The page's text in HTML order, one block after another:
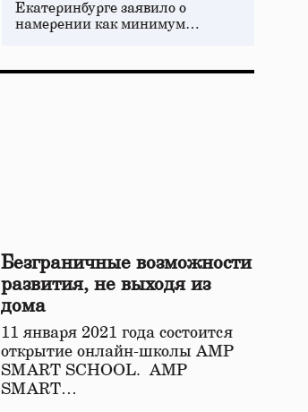
Екатеринбурге заявило о
намерении как минимум…
Безграничные возможности
развития, не выходя из
дома
11 января 2021 года состоится
открытие онлайн-школы АМР
SMART SCHOOL. АМР
SMART…